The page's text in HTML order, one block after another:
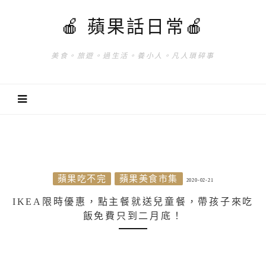
🍎 蘋果話日常🍎
美食。旅遊。過生活。養小人。凡人瑣碎事
蘋果吃不完 蘋果美食市集 2020-02-21
IKEA限時優惠，點主餐就送兒童餐，帶孩子來吃
飯免費只到二月底！